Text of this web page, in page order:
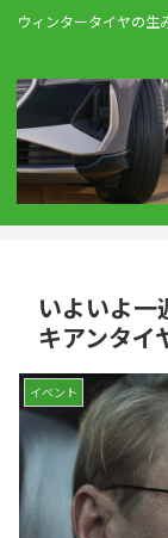
ウィンタータイヤの生
いよいよ一
キアンタ
イベント